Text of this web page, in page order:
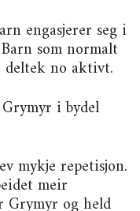
engasjerer seg i
som normalt
deltek no aktivt.
i bydel
mykje repetisjon.
meir
Grymyr og held